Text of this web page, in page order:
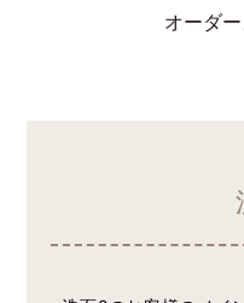
オーダ